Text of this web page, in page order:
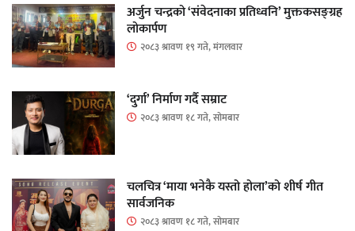
अर्जुन चन्द्रको ‘संवेदनाका प्रतिध्वनि’ मुक्तकसङ्ग्रह
लोकार्पण
२०८३ श्रावण १९ गते, मंगलवार
‘दुर्गा’ निर्माण गर्दै सम्राट
२०८३ श्रावण १८ गते, सोमबार
चलचित्र ‘माया भनेकै यस्तो होला’को शीर्ष गीत
सार्वजनिक
२०८३ श्रावण १८ गते, सोमबार